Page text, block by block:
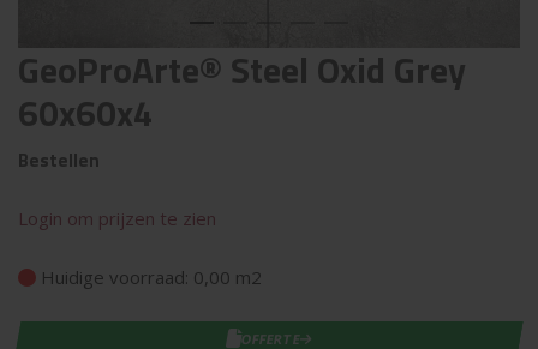
GeoProArte® Steel Oxid Grey
60x60x4
Bestellen
Login om prijzen te zien
Huidige voorraad: 0,00 m2
OFFERTE